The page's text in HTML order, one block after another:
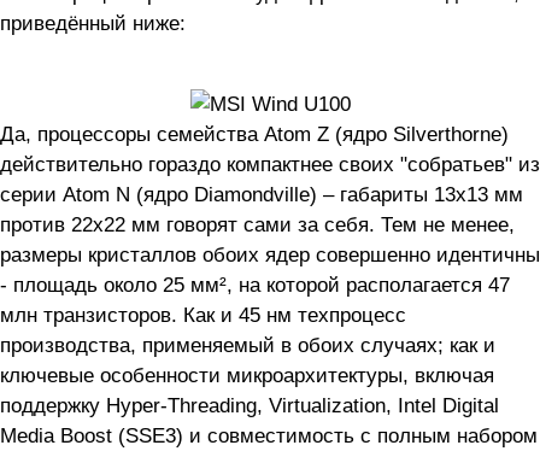
приведённый ниже:
Да, процессоры семейства Atom Z (ядро Silverthorne)
действительно гораздо компактнее своих "собратьев" из
серии Atom N (ядро Diamondville) – габариты 13х13 мм
против 22х22 мм говорят сами за себя. Тем не менее,
размеры кристаллов обоих ядер совершенно идентичны
- площадь около 25 мм², на которой располагается 47
млн транзисторов. Как и 45 нм техпроцесс
производства, применяемый в обоих случаях; как и
ключевые особенности микроархитектуры, включая
поддержку Hyper-Threading, Virtualization, Intel Digital
Media Boost (SSE3) и совместимость с полным набором